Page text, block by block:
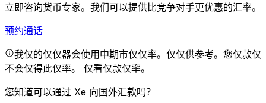
立即咨询货币专家。 我们可以提供比竞争对手更优惠的汇率。
预约通话
我仅的仅仅器会使用中期市仅仅率。仅仅供参考。您仅款仅
不会仅得此仅率。 仅看仅款仅率。
您知道可以通过 Xe 向国外汇款吗？